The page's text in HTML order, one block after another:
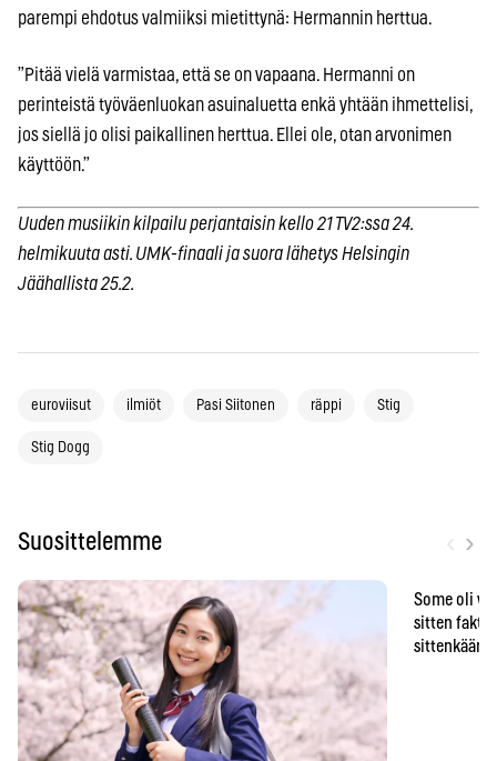
parempi ehdotus valmiiksi mietittynä: Hermannin herttua.
”Pitää vielä varmistaa, että se on vapaana. Hermanni on
perinteistä työväenluokan asuinaluetta enkä yhtään ihmettelisi,
jos siellä jo olisi paikallinen herttua. Ellei ole, otan arvonimen
käyttöön.”
Uuden musiikin kilpailu perjantaisin kello 21 TV2:ssa 24.
helmikuuta asti. UMK-finaali ja suora lähetys Helsingin
Jäähallista 25.2.
euroviisut ilmiöt Pasi Siitonen räppi Stig
Stig Dogg
Suosittelemme ›
Some oli
sitten
sittenkään